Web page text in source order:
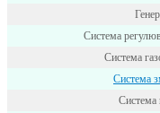
Система
Система
Система
Система